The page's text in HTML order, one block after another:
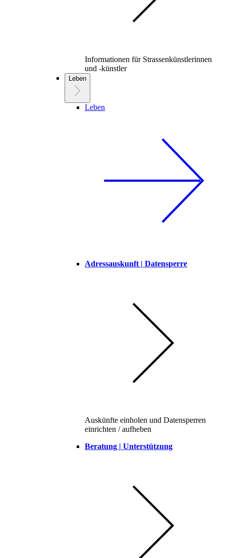
Informationen für Strassenkünstlerinnen
und -künstler
Leben
Leben
Adressauskunft | Datensperre
Auskünfte einholen und Datensperren
einrichten / aufheben
Beratung | Unterstützung